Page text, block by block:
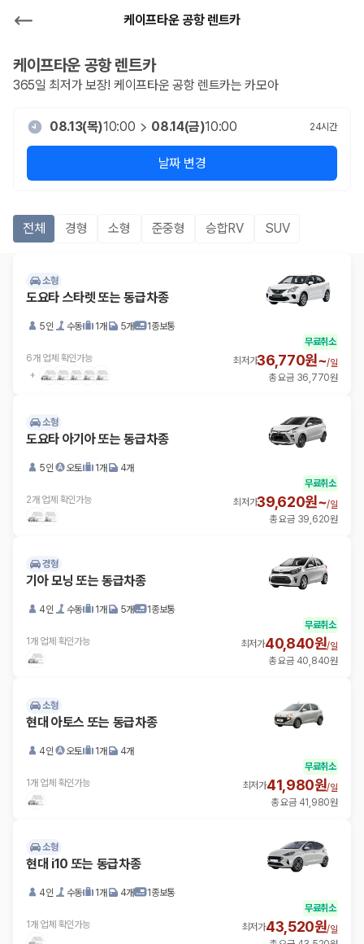
케이프타운 공항 렌트카
케이프타운 공항렌트카
365일 최저가 보장! 케이프타운 공항 렌트카는 카모아
08.13(목)10:00 08.14(금)10:00 24시간
날짜 변경
전체 경형 소형 준중형 승합RV SUV
소형
도요타 스타렛 또는 동급차종
5인 수동 1개 5개 1종보통
6개 업체 확인가능
무료취소
최저가36,770원~/일
총 요금 36,770원
소형
도요타 아기아 또는 동급차종
5인 오토 1개 4개
2개 업체 확인가능
무료취소
최저가39,620원~/일
총 요금 39,620원
경형
기아 모닝 또는 동급차종
4인 수동 1개 5개 1종보통
1개 업체 확인가능
무료취소
최저가40,840원/일
총 요금 40,840원
소형
현대 아토스 또는 동급차종
4인 오토 1개 4개
1개 업체 확인가능
무료취소
최저가41,980원/일
총 요금 41,980원
소형
현대 i10 또는 동급차종
4인 수동 1개 4개 1종보통
1개 업체 확인가능
무료취소
최저가43,520원/일